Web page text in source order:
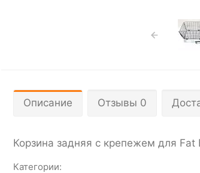
Описание Отзывы 0
Корзина задняя с крепежем для Fat
Категории: